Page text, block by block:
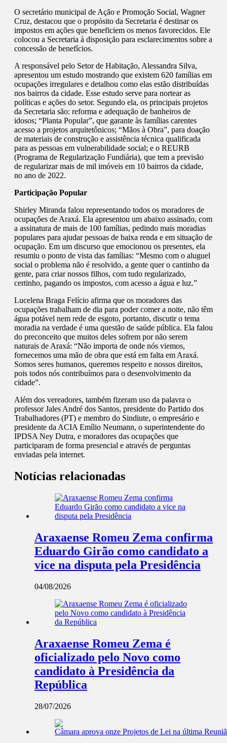
O secretário municipal de Ação e Promoção Social, Wagner
Cruz, destacou que o propósito da Secretaria é destinar os
impostos em ações que beneficiem os menos favorecidos. Ele
colocou a Secretaria à disposição para esclarecimentos sobre a
concessão de benefícios.
A responsável pelo Setor de Habitação, Alessandra Silva,
apresentou um estudo mostrando que existem 620 famílias em
ocupações irregulares e detalhou como elas estão distribuídas
nos bairros da cidade. Esse estudo serve para nortear as
políticas e ações do setor. Segundo ela, os principais projetos
da Secretaria são: reforma e adequação de banheiros de
idosos; “Planta Popular”, que garante às famílias carentes
acesso a projetos arquitetônicos; “Mãos à Obra”, para doação
de materiais de construção e assistência técnica qualificada
para as pessoas em vulnerabilidade social; e o REURB
(Programa de Regularização Fundiária), que tem a previsão
de regularizar mais de mil imóveis em 10 bairros da cidade,
no ano de 2022.
Participação Popular
Shirley Miranda falou representando todos os moradores de
ocupações de Araxá. Ela apresentou um abaixo assinado, com
a assinatura de mais de 100 famílias, pedindo mais moradias
populares para ajudar pessoas de baixa renda e em situação de
ocupação. Em um discurso que emocionou os presentes, ela
resumiu o ponto de vista das famílias: “Mesmo com o aluguel
social o problema não é resolvido, a gente quer o cantinho da
gente, para criar nossos filhos, com tudo regularizado,
certinho, pagando os impostos, com acesso a água e luz.”
Lucelena Braga Felício afirma que os moradores das
ocupações trabalham de dia para poder comer a noite, não têm
água potável nem rede de esgoto, portanto, discutir o tema
moradia na verdade é uma questão de saúde pública. Ela falou
do preconceito que muitos deles sofrem por não serem
naturais de Araxá: “Não importa de onde nós viemos,
fornecemos uma mão de obra que está em falta em Araxá.
Somos seres humanos, queremos respeito e nossos direitos,
pois todos nós contribuímos para o desenvolvimento da
cidade”.
Além dos vereadores, também fizeram uso da palavra o
professor Jales André dos Santos, presidente do Partido dos
Trabalhadores (PT) e membro do Sindiute, o empresário e
presidente da ACIA Emílio Neumann, o superintendente do
IPDSA Ney Dutra, e moradores das ocupações que
participaram de forma presencial e através de perguntas
enviadas pela internet.
Notícias relacionadas
Araxaense Romeu Zema confirma
Eduardo Girão como candidato a
vice na disputa pela Presidência
04/08/2026
Araxaense Romeu Zema é
oficializado pelo Novo como
candidato à Presidência da
República
28/07/2026